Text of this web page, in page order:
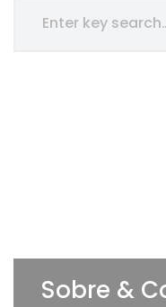
Sobre &